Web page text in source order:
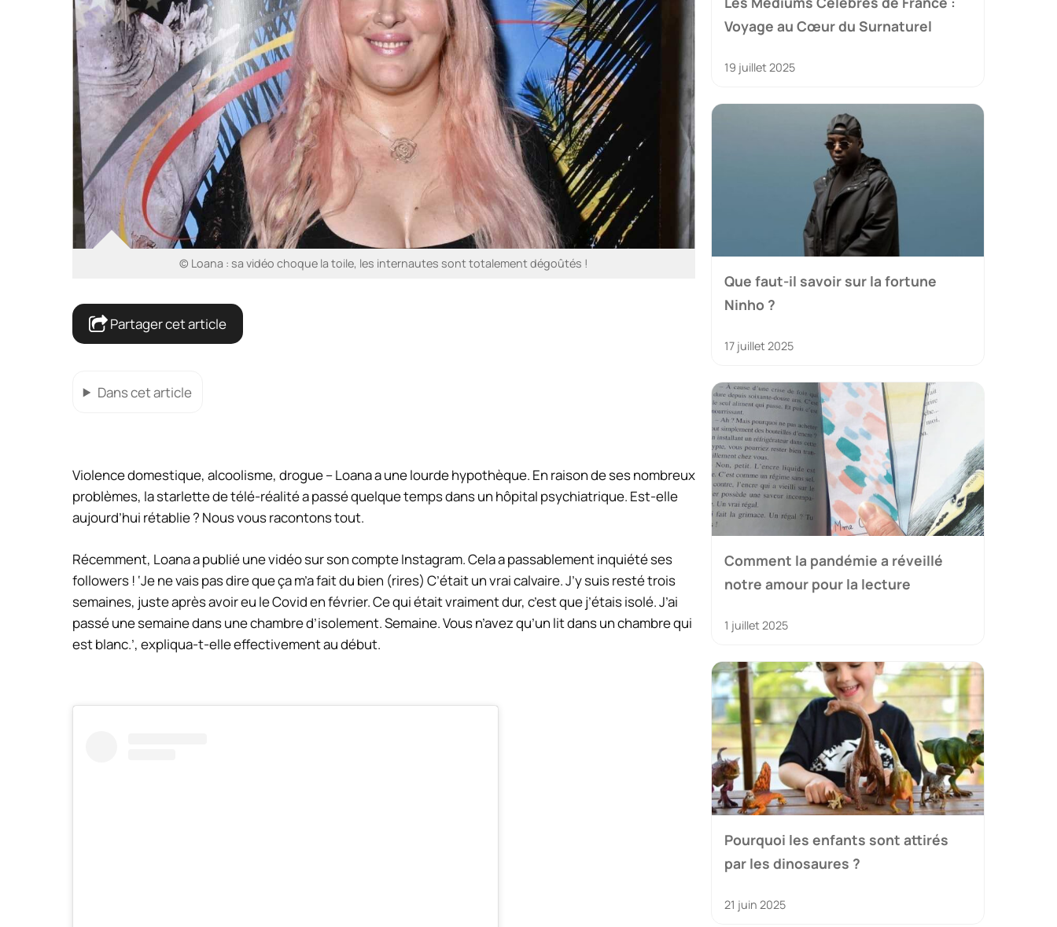
© Loana : sa vidéo choque la toile, les internautes sont totalement dégoûtés !
Partager cet article
Dans cet article
Violence domestique, alcoolisme, drogue – Loana a une lourde hypothèque. En raison de ses nombreux
problèmes, la starlette de télé-réalité a passé quelque temps dans un hôpital psychiatrique. Est-elle
aujourd’hui rétablie ? Nous vous racontons tout.
Récemment, Loana a publié une vidéo sur son compte Instagram. Cela a passablement inquiété ses
followers ! ‘Je ne vais pas dire que ça m’a fait du bien (rires) C’était un vrai calvaire. J’y suis resté trois
semaines, juste après avoir eu le Covid en février. Ce qui était vraiment dur, c’est que j’étais isolé. J’ai
passé une semaine dans une chambre d’isolement.Semaine. Vous n’avez qu’un lit dans unchambrequi
est blanc.’, expliqua-t-elle effectivement au début.
Voyage au Cœur du Surnaturel
19 juillet 2025
Que faut-il savoir sur la fortune
Ninho ?
17 juillet 2025
Comment la pandémie a réveillé
notre amour pour la lecture
1 juillet 2025
Pourquoi les enfants sont attirés
par les dinosaures ?
21 juin 2025